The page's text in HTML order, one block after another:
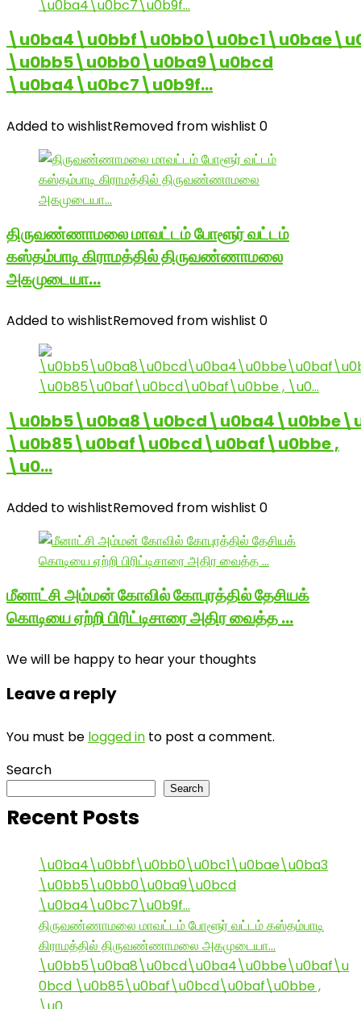
\u0bb5\u0bb0\u0ba9\u0bcd
\u0ba4\u0bc7\u0b9f…
Added to wishlistRemoved from wishlist 0
திருவண்ணாமலை மாவட்டம் போளூர் வட்டம்
கஸ்தம்பாடி கிராமத்தில் திருவண்ணாமலை
அகமுடையா…
Added to wishlistRemoved from wishlist 0
\u0b85\u0baf\u0bcd\u0baf\u0bbe ,
\u0…
Added to wishlistRemoved from wishlist 0
மீனாட்சி அம்மன் கோவில் கோபுரத்தில் தேசியக்
கொடியை ஏற்றி பிரிட்டிசாரை அதிர வைத்த …
We will be happy to hear your thoughts
Leave a reply
You must be logged in to post a comment.
Search
Search
Recent Posts
\u0ba4\u0bbf\u0bb0\u0bc1\u0bae\u0ba3
\u0bb5\u0bb0\u0ba9\u0bcd
\u0ba4\u0bc7\u0b9f…
திருவண்ணாமலை மாவட்டம் போளூர் வட்டம் கஸ்தம்பாடி
கிராமத்தில் திருவண்ணாமலை அகமுடையா…
\u0bb5\u0ba8\u0bcd\u0ba4\u0bbe\u0baf\u
0bcd \u0b85\u0baf\u0bcd\u0baf\u0bbe ,